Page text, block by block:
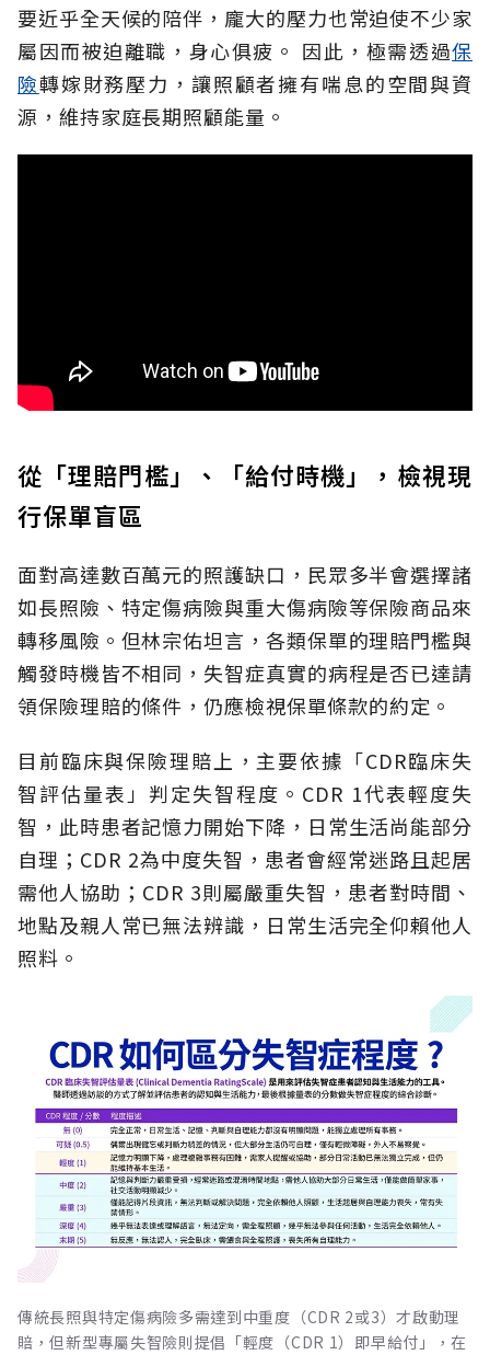
要近乎全天候的陪伴，龐大的壓力也常迫使不少家
屬因而被迫離職，身心俱疲。 因此，極需透過保
險轉嫁財務壓力，讓照顧者擁有喘息的空間與資
源，維持家庭長期照顧能量。
從「理賠門檻」、「給付時機」，檢視現
行保單盲區
面對高達數百萬元的照護缺口，民眾多半會選擇諸
如長照險、特定傷病險與重大傷病險等保險商品來
轉移風險。但林宗佑坦言，各類保單的理賠門檻與
觸發時機皆不相同，失智症真實的病程是否已達請
領保險理賠的條件，仍應檢視保單條款的約定。
目前臨床與保險理賠上，主要依據「CDR臨床失
智評估量表」判定失智程度。CDR 1代表輕度失
智，此時患者記憶力開始下降，日常生活尚能部分
自理；CDR 2為中度失智，患者會經常迷路且起居
需他人協助；CDR 3則屬嚴重失智，患者對時間、
地點及親人常已無法辨識，日常生活完全仰賴他人
照料。
傳統長照與特定傷病險多需達到中重度（CDR 2或3）才啟動理
賠，但新型專屬失智險則提倡「輕度（CDR 1）即早給付」，在